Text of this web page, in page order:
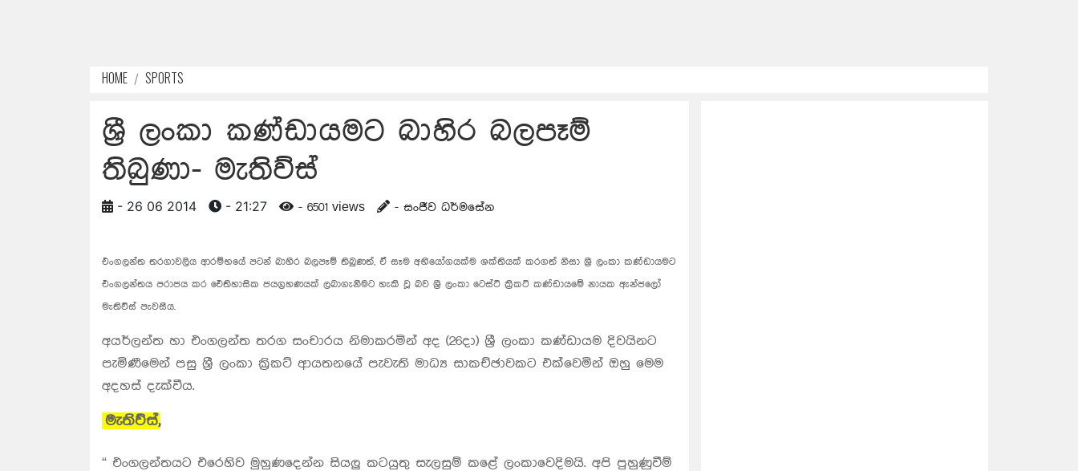
HOME SPORTS
ශ්‍රී ලංකා කණ්ඩායමට බාහිර බලපෑම්
තිබුණා- මැතිව්ස්
- 26 06 2014 - 21:27 - 6501 views - සංජීව ධර්මසේන
එංගලන්ත තරගාවලිය ආරම්භයේ පටන් බාහිර බලපෑම් තිබුණත්, ඒ සෑම අභියෝගයක්ම ශක්තියක් කරගත් නිසා ශ්‍රී ලංකා කණ්ඩායමට
එංගලන්තය පරාජය කර ඓතිහාසික ජයග්‍රහණයක් ලබාගැනීමට හැකි වූ බව ශ්‍රී ලංකා ටෙස්ට් ක්‍රිකට් කණ්ඩායමේ නායක ඇන්ජලෝ
මැතිව්ස් පැවසීය.
අයර්ලන්ත හා එංගලන්ත තරග සංචාරය නිමාකරමින් අද (26දා) ශ්‍රී ලංකා කණ්ඩායම දිවයිනට
පැමිණීමෙන් පසු ශ්‍රී ලංකා ක්‍රිකට් ආයතනයේ පැවැති මාධ්‍ය සාකච්ඡාවකට එක්වෙමින් ඔහු මෙම
අදහස් දැක්වීය.
මැතිව්ස්,
“ එංගලන්තයට එරෙහිව මුහුණදෙන්න සියලු කටයුතු සැලසුම් කළේ ලංකාවෙදිමයි. අපි පුහුණුවීම්